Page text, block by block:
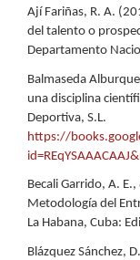
Ají Fariñas, R. A.
del talento o
Departamento
Balmaseda
una disciplina
Deportiva, S.L.
https://
Becali Garrido, A.
Metodología del
La Habana, Cuba:
Blázquez Sánchez,